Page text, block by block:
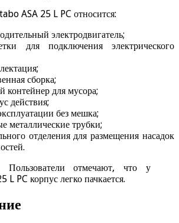
ASA 25 L PC относится:
электродвигатель;
для подключения электрического
сборка;
контейнер для мусора;
действия;
без мешка;
металлические трубки;
отделения для размещения насадок
Пользователи отмечают, что у
L PC корпус легко пачкается.